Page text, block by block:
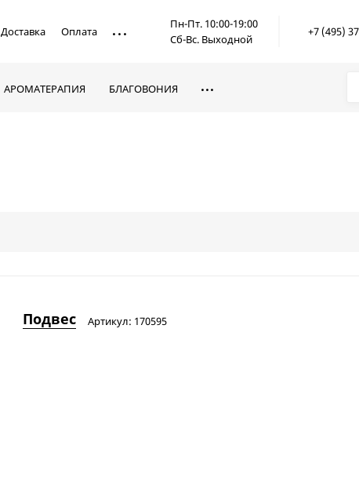
Доставка Оплата
Пн-Пт. 10:00-19:00
Сб-Вс. Выходной
+7 (495)
АРОМАТЕРАПИЯ БЛАГОВОНИЯ
Подвес Артикул: 170595